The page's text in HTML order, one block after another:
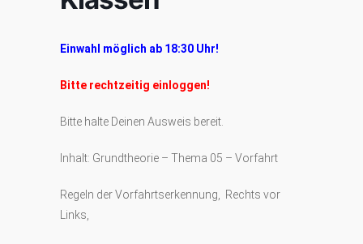
Einwahl möglich ab 18:30 Uhr!
Bitte rechtzeitig einloggen!
Bitte halte Deinen Ausweis bereit.
Inhalt: Grundtheorie – Thema 05 – Vorfahrt
Regeln der Vorfahrtserkennung, Rechts vor
Links,